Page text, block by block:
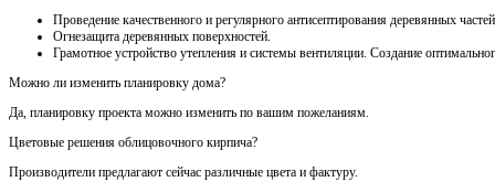
Проведение качественного и регулярного антисептирования деревянных
Огнезащита деревянных поверхностей.
Грамотное устройство утепления и системы вентиляции. Создание
Можно ли изменить планировку дома?
Да, планировку проекта можно изменить по вашим пожеланиям.
Цветовые решения облицовочного кирпича?
Производители предлагают сейчас различные цвета и фактуру.